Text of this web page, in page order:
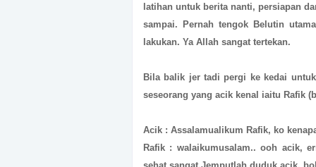
latihan untuk berita nanti, persiapan
sampai. Pernah tengok Belutin
lakukan. Ya Allah sangat tertekan.
Bila balik jer tadi pergi ke kedai
seseorang yang acik kenal iaitu Rafik
Acik : Assalamualikum Rafik, ko
Rafik : walaikumusalam.. ooh acik,